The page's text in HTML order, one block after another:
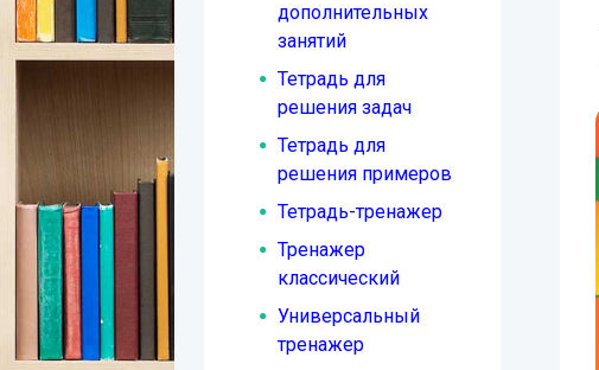
дополнительных
занятий
Тетрадь для
решения задач
Тетрадь для
решения примеров
Тетрадь-тренажер
Тренажер
классический
Универсальный
тренажер